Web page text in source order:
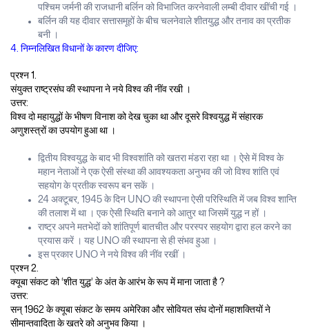
पश्चिम जर्मनी की राजधानी बर्लिन को विभाजित करनेवाली लम्बी दीवार खींची गई ।
बर्लिन की यह दीवार सत्तासमूहों के बीच चलनेवाले शीतयुद्ध और तनाव का प्रतीक
बनी ।
4. निम्नलिखित विधानों के कारण दीजिए:
प्रश्न 1.
संयुक्त राष्ट्रसंघ की स्थापना ने नये विश्व की नींव रखी ।
उत्तर:
विश्व दो महायुद्धों के भीषण विनाश को देख चुका था और दूसरे विश्वयुद्ध में संहारक
अणुशस्त्रों का उपयोग हुआ था ।
द्वितीय विश्वयुद्ध के बाद भी विश्वशांति को खतरा मंडरा रहा था । ऐसे में विश्व के
महान नेताओं ने एक ऐसी संस्था की आवश्यकता अनुभव की जो विश्व शांति एवं
सहयोग के प्रतीक स्वरूप बन सकें ।
24 अक्टूबर, 1945 के दिन UNO की स्थापना ऐसी परिस्थिति में जब विश्व शान्ति
की तलाश में था । एक ऐसी स्थिति बनाने को आतुर था जिसमें युद्ध न हों ।
राष्ट्र अपने मतभेदों को शांतिपूर्ण बातचीत और परस्पर सहयोग द्वारा हल करने का
प्रयास करें । यह UNO की स्थापना से ही संभव हुआ ।
इस प्रकार UNO ने नये विश्व की नींव रखीं ।
प्रश्न 2.
क्यूबा संकट को ‘शीत युद्ध’ के अंत के आरंभ के रूप में माना जाता है ?
उत्तर:
सन् 1962 के क्यूबा संकट के समय अमेरिका और सोवियत संघ दोनों महाशक्तियों ने
सीमान्तवादिता के खतरे को अनुभव किया ।